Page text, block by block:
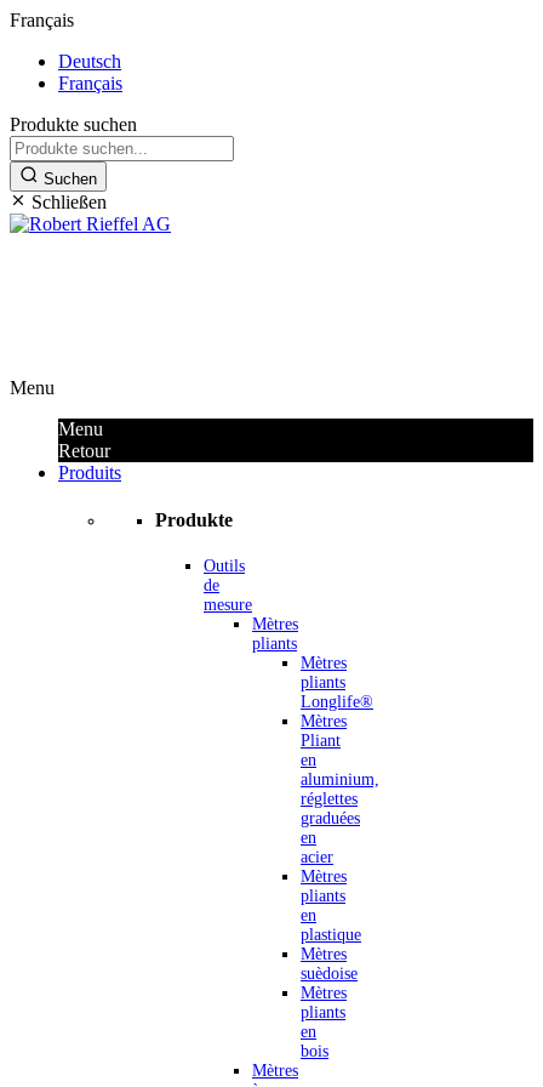
Français
Deutsch
Français
Produkte suchen
Suchen
Schließen
Menu
Menu
Retour
Produits
Produkte
Outils
de
mesure
Mètres
pliants
Mètres
pliants
Longlife®
Mètres
Pliant
en
aluminium,
réglettes
graduées
en
acier
Mètres
pliants
en
plastique
Mètres
suèdoise
Mètres
pliants
en
bois
Mètres